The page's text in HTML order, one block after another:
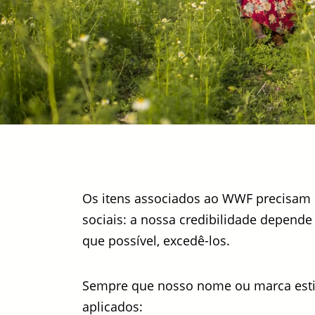
Os itens associados ao WWF
sociais: a nossa credibilidade
que possível, excedê-los.
Sempre que nosso nome ou marca
aplicados: